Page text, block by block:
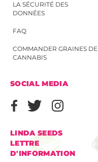
LA SÉCURITÉ DES
DONNÉES
FAQ
COMMANDER GRAINES DE
CANNABIS
SOCIAL MEDIA
LINDA SEEDS
LETTRE
D'INFORMATION